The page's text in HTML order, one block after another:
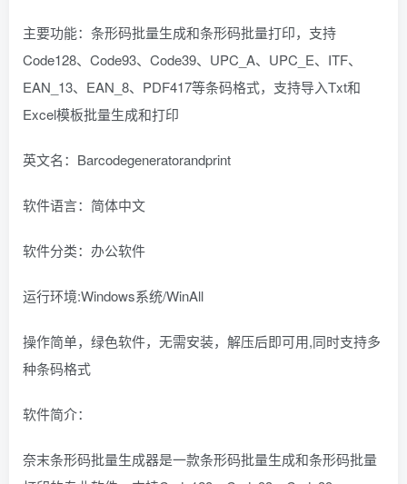
主要功能：条形码批量生成和条形码批量打印，支持
Code128、Code93、Code39、UPC_A、UPC_E、ITF、
EAN_13、EAN_8、PDF417等条码格式，支持导入Txt和
Excel模板批量生成和打印
英文名：Barcodegeneratorandprint
软件语言：简体中文
软件分类：办公软件
运行环境:Windows系统/WinAll
操作简单，绿色软件，无需安装，解压后即可用,同时支持多
种条码格式
软件简介：
奈末条形码批量生成器是一款条形码批量生成和条形码批量